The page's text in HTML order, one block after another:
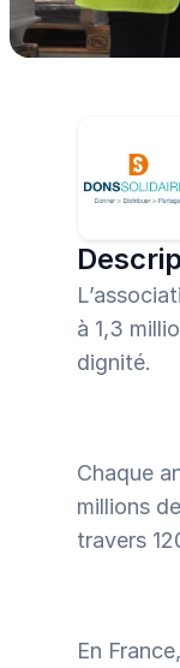
centaines
à 1,3
dignité.
Chaque
millions
travers
En